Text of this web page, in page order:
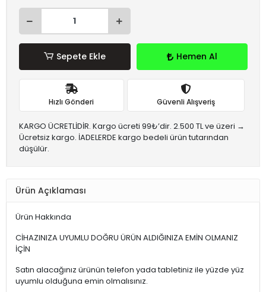
Sepete Ekle Hemen Al
Hızlı Gönderi Güvenli Alışveriş
KARGO ÜCRETLİDİR. Kargo ücreti 99₺’dir. 2.500 TL ve üzeri →
Ücretsiz kargo. İADELERDE kargo bedeli ürün tutarından
düşülür.
Ürün Açıklaması
Ürün Hakkında
CİHAZINIZA UYUMLU DOĞRU ÜRÜN ALDIĞINIZA EMİN OLMANIZ
İÇİN
Satın alacağınız ürünün telefon yada tabletiniz ile yüzde yüz
uyumlu olduğuna emin olmalısınız.